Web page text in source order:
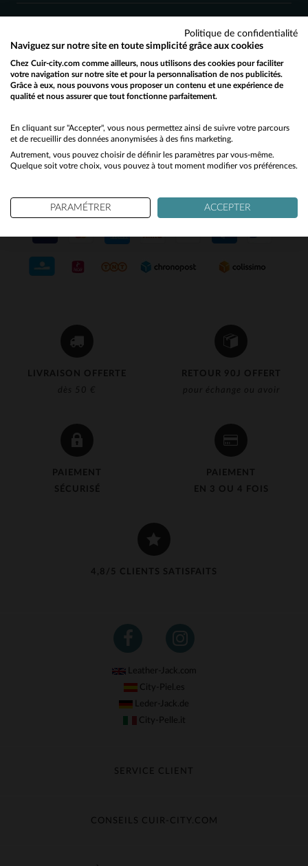
LIVRAISON OFFERTE
dès 50 €
RETOUR 90J OFFERT
pour échange ou avoir
PAIEMENT
SÉCURISÉ
PAIEMENT
EN 3 OU 4 FOIS
4,8/5 CLIENTS SATISFAITS
SERVICE CLIENT
Nos conseillers sont à votre écoute
du lundi au vendredi de 10h à 12h30
et de 13h30 à 18h.
NOS PARTENAIRES DE CONFIANCE
Leather-Jack.com
City-Piel.es
Leder-Jack.de
City-Pelle.it
SERVICE CLIENT
Échange & Remboursement
CONSEILS CUIR-CITY.COM
Would you like to be redirected to our English site?
No
Yes
Politique de confidentialité
Naviguez sur notre site en toute simplicité grâce aux cookies
Chez Cuir-city.com comme ailleurs, nous utilisons des cookies pour faciliter
votre navigation sur notre site et pour la personnalisation de nos publicités.
Grâce à eux, nous pouvons vous proposer un contenu et une expérience de
qualité et nous assurer que tout fonctionne parfaitement.
En cliquant sur "Accepter", vous nous permettez ainsi de suivre votre parcours
et de recueillir des données anonymisées à des fins marketing.
Autrement, vous pouvez choisir de définir les paramètres par vous-même.
Quelque soit votre choix, vous pouvez à tout moment modifier vos préférences.
PARAMÉTRER ACCEPTER